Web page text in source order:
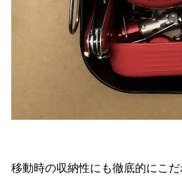
移動時の収納性にも徹底的にこ